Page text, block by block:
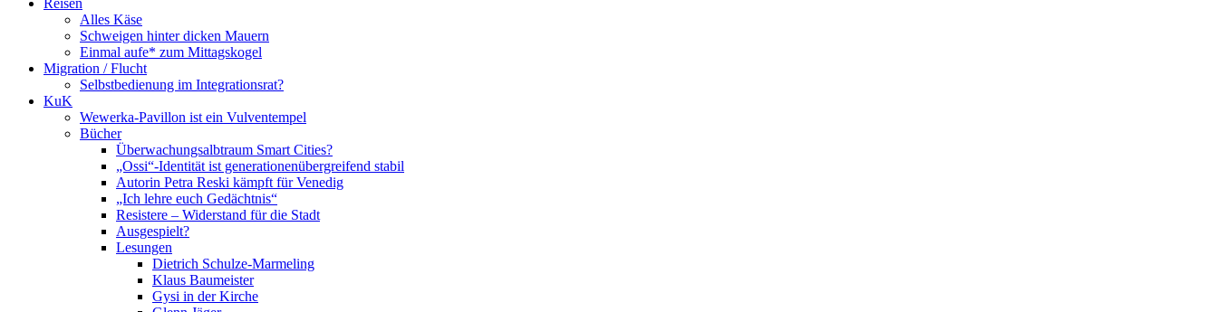
Alles Käse
Schweigen hinter dicken Mauern
Einmal aufe* zum Mittagskogel
Migration / Flucht
Selbstbedienung im Integrationsrat?
KuK
Wewerka-Pavillon ist ein Vulventempel
Bücher
Überwachungsalbtraum Smart Cities?
„Ossi“-Identität ist generationenübergreifend stabil
Autorin Petra Reski kämpft für Venedig
„Ich lehre euch Gedächtnis“
Resistere – Widerstand für die Stadt
Ausgespielt?
Lesungen
Dietrich Schulze-Marmeling
Klaus Baumeister
Gysi in der Kirche